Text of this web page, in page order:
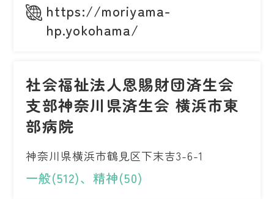
https://moriyama-
hp.yokohama/
社会福祉法人恩賜財団済生会
支部神奈川県済生会 横浜市東
部病院
神奈川県横浜市鶴見区下末吉3-6-1
一般(512)、精神(50)